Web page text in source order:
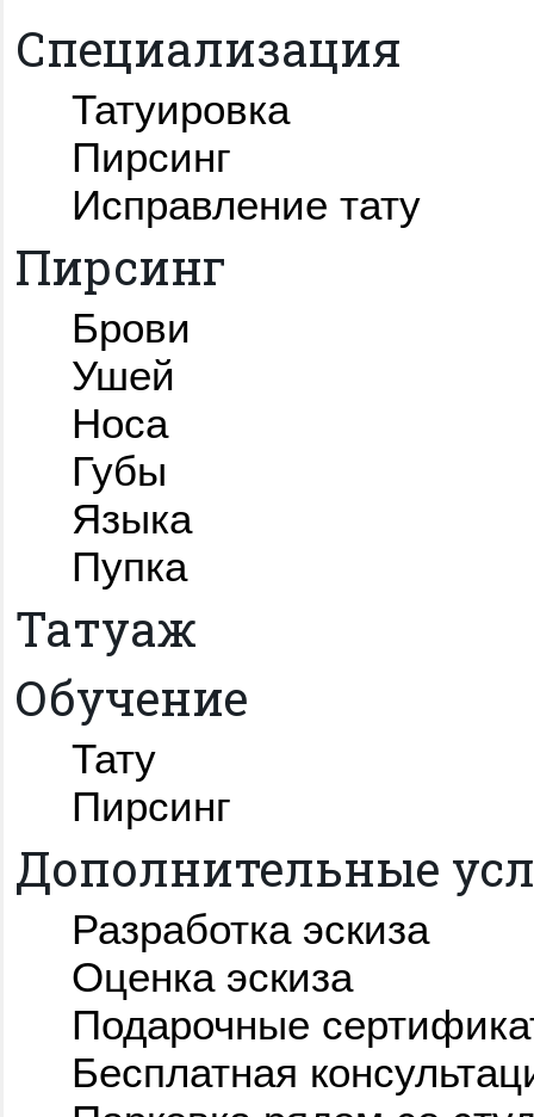
Специализация
Татуировка
Пирсинг
Исправление тату
Пирсинг
Брови
Ушей
Носа
Губы
Языка
Пупка
Татуаж
Обучение
Тату
Пирсинг
Дополнительные
Разработка эскиза
Оценка эскиза
Подарочные
Бесплатная